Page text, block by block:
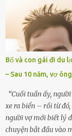
chìm đắm trong
thiết đã đến bên,
ngày giỗ đầu tiên
mãi.Buổi sáng hôm
sắp xếp lại bàn thờ
đó kỳ lạ mà tôi
cúi xuống lau chùi
tôi giật mình. Và rồi,
Bố và con gái đi du
– Sau 10 năm, vợ
“Cuối tuần ấy,
xe ra biển – rồi từ
người vợ mới biết lý
chuyện bắt đầu vào